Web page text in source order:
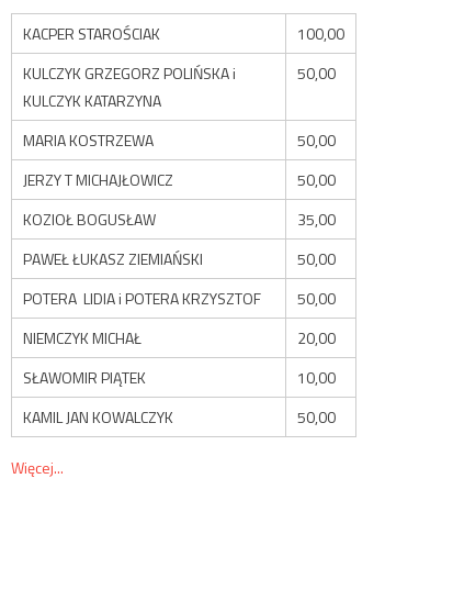
KACPER STAROŚCIAK
100,00
KULCZYK GRZEGORZ POLIŃSKA i
KULCZYK KATARZYNA
50,00
MARIA KOSTRZEWA
50,00
JERZY T MICHAJŁOWICZ
50,00
KOZIOŁ BOGUSŁAW
35,00
PAWEŁ ŁUKASZ ZIEMIAŃSKI
50,00
POTERA LIDIA i POTERA KRZYSZTOF
50,00
NIEMCZYK MICHAŁ
20,00
SŁAWOMIR PIĄTEK
10,00
KAMIL JAN KOWALCZYK
50,00
Więcej...